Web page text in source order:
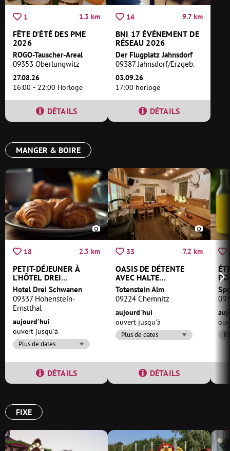
1 1.3 km
FÊTE D'ÉTÉ DES PME
2026
ROGO-Tauscher-Areal
09353 Oberlungwitz
27.08.26
16:00 - 22:00 Horloge
DÉTAILS
14 9.7 km
BNI 17 ÉVÉNEMENT DE
RÉSEAU 2026
Der Flugplatz Jahnsdorf
09387 Jahnsdorf/Erzgeb.
03.09.26
17:00 horloge
DÉTAILS
MANGER & BOIRE
18 2.3 km
PETIT-DÉJEUNER À
L'HÔTEL DREI
SCHWANEN
Hotel Drei Schwanen
09337 Hohenstein-
Ernstthal
aujourd'hui
ouvert jusqu'à
Plus de dates
DÉTAILS
33 7.2 km
OASIS DE DÉTENTE
AVEC HALTE
CONVIVIALE
Totenstein Alm
09224 Chemnitz
aujourd'hui
ouvert jusqu'à
Plus de dates
DÉTAILS
FIXE